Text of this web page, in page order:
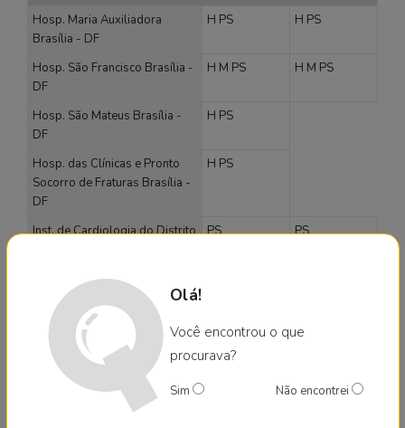
Hosp. Maria Auxiliadora
Brasília - DF
H PS H PS
Hosp. São Francisco Brasília -
DF
H M PS H M PS
Hosp. São Mateus Brasília -
DF
H PS
Hosp. das Clínicas e Pronto
Socorro de Fraturas Brasília -
DF
H PS
Inst. de Cardiologia do Distrito
PS PS
Hospital geral
Hosp. Sta. Helena Brasília -
Hosp. Sta. Marta Brasília - DF H MPS
Olá!
Você encontrou o que
procurava?
Sim Não encontrei